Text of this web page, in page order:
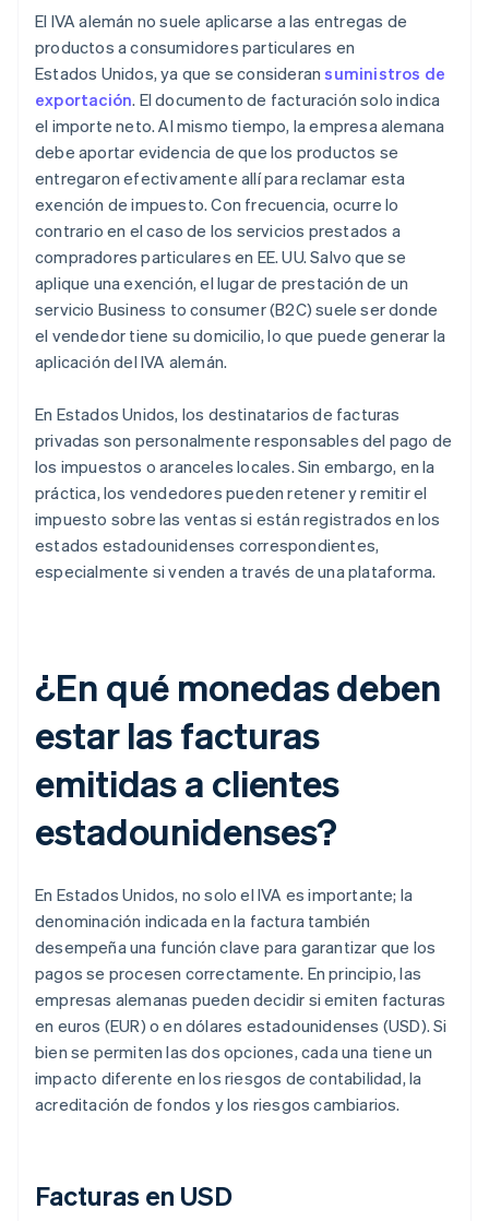
El IVA alemán no suele aplicarse a las entregas de
productos a consumidores particulares en
Estados Unidos, ya que se consideransuministros de
exportación. El documento de facturación solo indica
el importe neto. Al mismo tiempo, la empresa alemana
debe aportar evidencia de que los productos se
entregaron efectivamente allí para reclamar esta
exención de impuesto. Con frecuencia, ocurre lo
contrario en el caso de los servicios prestados a
compradores particulares en EE. UU. Salvo que se
aplique una exención, el lugar de prestación de un
servicio Business to consumer (B2C) suele ser donde
el vendedor tiene su domicilio, lo que puede generar la
aplicación del IVA alemán.
En Estados Unidos, los destinatarios de facturas
privadas son personalmente responsables del pago de
los impuestos o aranceles locales. Sin embargo, en la
práctica, los vendedores pueden retener y remitir el
impuesto sobre las ventas si están registrados en los
estados estadounidenses correspondientes,
especialmente si venden a través de una plataforma.
¿En qué monedas deben
estar las facturas
emitidas a clientes
estadounidenses?
En Estados Unidos, no solo el IVA es importante; la
denominación indicada en la factura también
desempeña una función clave para garantizar que los
pagos se procesen correctamente. En principio, las
empresas alemanas pueden decidir si emiten facturas
en euros (EUR) o en dólares estadounidenses (USD). Si
bien se permiten las dos opciones, cada una tiene un
impacto diferente en los riesgos de contabilidad, la
acreditación de fondos y los riesgos cambiarios.
Facturas en USD